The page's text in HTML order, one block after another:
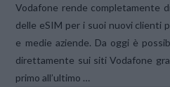
Vodafone rende completamente
delle eSIM per i suoi nuovi clienti
e medie aziende. Da oggi è
direttamente sui siti Vodafone
primo all’ultimo …